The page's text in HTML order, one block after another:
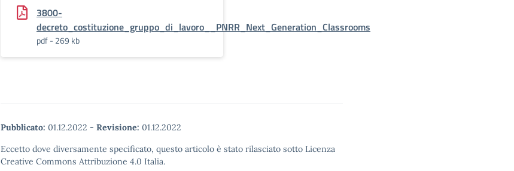
3800-
decreto_costituzione_gruppo_di_lavoro__PNRR_Next_Generation_Classrooms
pdf - 269 kb
Pubblicato: 01.12.2022 - Revisione: 01.12.2022
Eccetto dove diversamente specificato, questo articolo è stato rilasciato sotto Licenza
Creative Commons Attribuzione 4.0 Italia.